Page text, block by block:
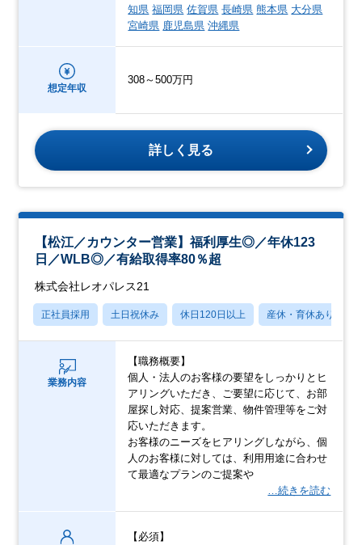
知県 福岡県 佐賀県 長崎県 熊本県 大分県
宮崎県 鹿児島県 沖縄県
想定年収
308～500万円
詳しく見る
【松江／カウンター営業】福利厚生◎／年休123
日／WLB◎／有給取得率80％超
株式会社レオパレス21
正社員採用 土日祝休み 休日120日以上 産休・育休あり
業務内容
【職務概要】
個人・法人のお客様の要望をしっかりとヒ
アリングいただき、ご要望に応じて、お部
屋探し対応、提案営業、物件管理等をご対
応いただきます。
お客様のニーズをヒアリングしながら、個
人のお客様に対しては、利用用途に合わせ
て最適なプランのご提案や
…続きを読む
【必須】